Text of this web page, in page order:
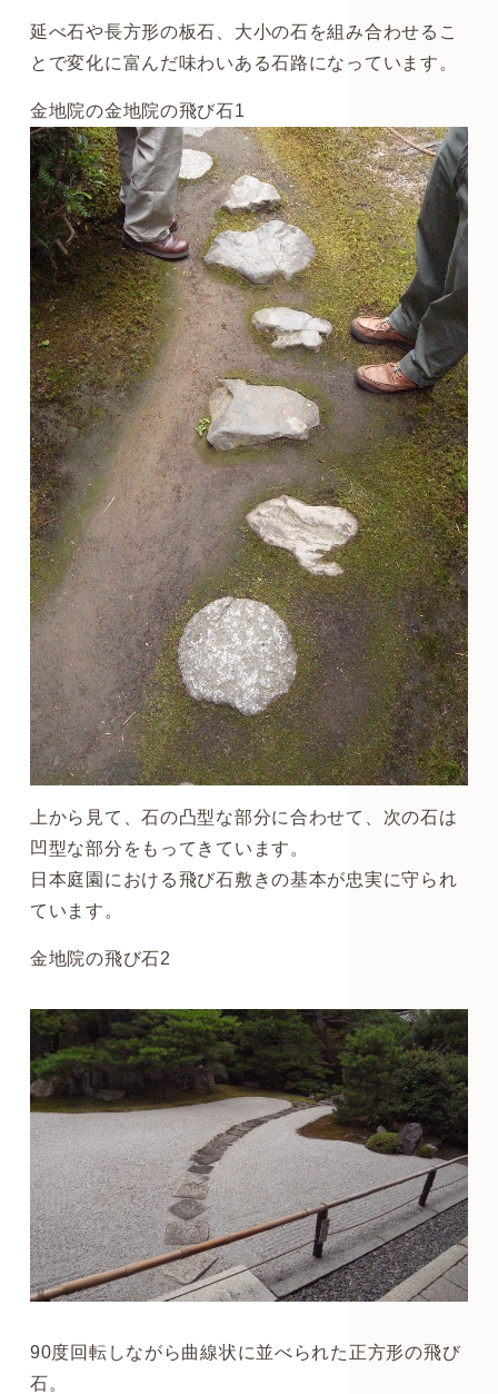
延べ石や長方形の板石、大小の石を組み合わせるこ
とで変化に富んだ味わいある石路になっています。
金地院の金地院の飛び石1
上から見て、石の凸型な部分に合わせて、次の石は
凹型な部分をもってきています。
日本庭園における飛び石敷きの基本が忠実に守られ
ています。
金地院の飛び石2
90度回転しながら曲線状に並べられた正方形の飛び
石。